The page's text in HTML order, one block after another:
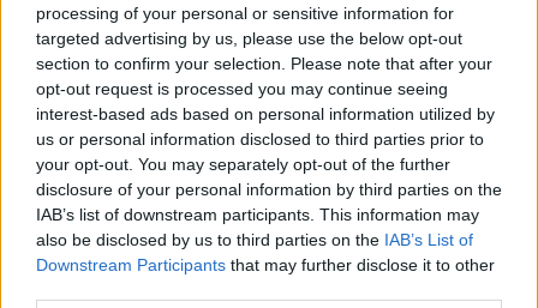
processing of your personal or sensitive information for
targeted advertising by us, please use the below opt-out
section to confirm your selection. Please note that after your
opt-out request is processed you may continue seeing
interest-based ads based on personal information utilized by
us or personal information disclosed to third parties prior to
your opt-out. You may separately opt-out of the further
disclosure of your personal information by third parties on the
IAB’s list of downstream participants. This information may
also be disclosed by us to third parties on the IAB’s List of
Downstream Participants that may further disclose it to other
Πότε είχατε αναταράξεις στη ζωή σας;
«Πάντοτε, και τώρα. Υπάρχει ζωή χωρίς
αναταράξεις; Αλλιώς δεν είναι ωραία η ζωή.
Ήταν πολλές οι αναταράξεις στη ζωή μου. Η
πρώτη, μεγάλη και σεισμική, ήταν όταν
αποφάσισα να σταματήσω το πανεπιστήμιο και